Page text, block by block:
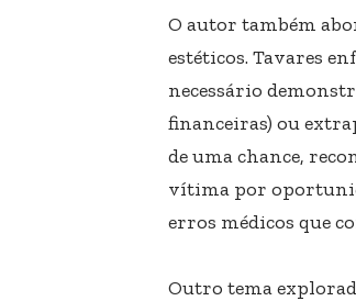
O autor também
estéticos. Tavares
necessário
financeiras) ou
de uma chance,
vítima por
erros médicos que
Outro tema